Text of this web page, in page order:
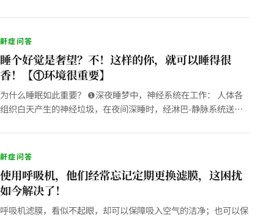
洗个舒…
鼾症问答
睡个好觉是奢望？不！这样的你，就可以睡得很
香！【①环境很重要】
为什么睡眠如此重要？ ❶深夜睡梦中，神经系统在工作： 人体各
组织白天产生的神经垃圾，在夜间深睡时，经淋巴-静脉系统送到
(人…
鼾症问答
使用呼吸机，他们经常忘记定期更换滤膜，这困扰
如今解决了！
呼吸机滤膜，看似不起眼，却可以保障吸入空气的洁净；也可以保